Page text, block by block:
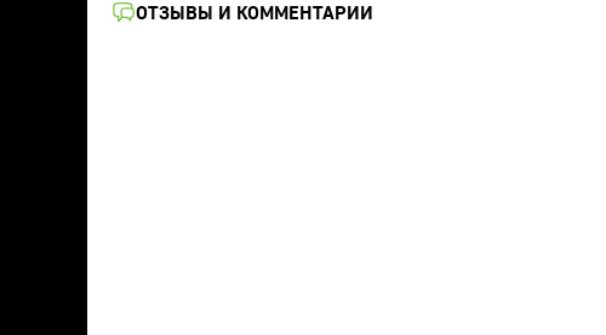
ОТЗЫВЫ И КОММЕНТАРИИ